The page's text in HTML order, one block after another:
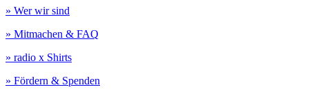
» Wer wir sind
» Mitmachen & FAQ
» radio x Shirts
» Fördern & Spenden